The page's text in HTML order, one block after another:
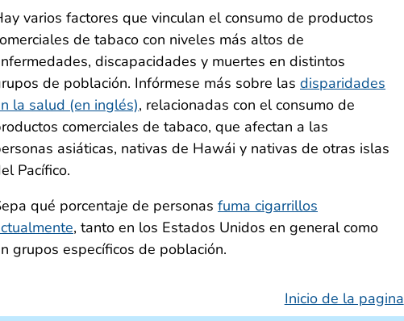
varios factores que vinculan el consumo de productos
de tabaco con niveles más altos de
discapacidades y muertes en distintos
de población. Infórmese más sobre las disparidades
la salud (en inglés), relacionadas con el consumo de
comerciales de tabaco, que afectan a las
asiáticas, nativas de Hawái y nativas de otras islas
Pacífico.
qué porcentaje de personas fuma cigarrillos
, tanto en los Estados Unidos en general como
grupos específicos de población.
Inicio de la pagina